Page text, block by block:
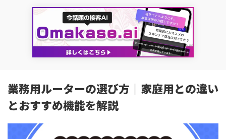
業務用ルーターの選び方｜家庭用との違い
とおすすめ機能を解説